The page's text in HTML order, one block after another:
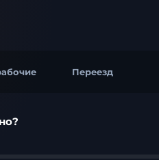
Переезд